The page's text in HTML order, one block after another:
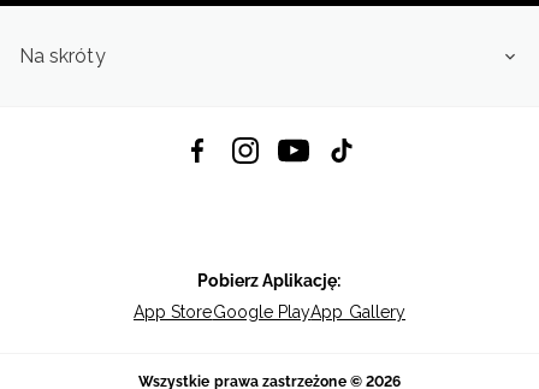
Na skróty
Pobierz Aplikację:
App StoreGoogle PlayApp Gallery
Wszystkie prawa zastrzeżone © 2026